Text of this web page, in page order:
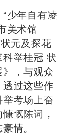
少年自有凌
美术馆
元及探花
举桂冠 状
，与观众
过这些作
考场上奋
慨陈词，
情。